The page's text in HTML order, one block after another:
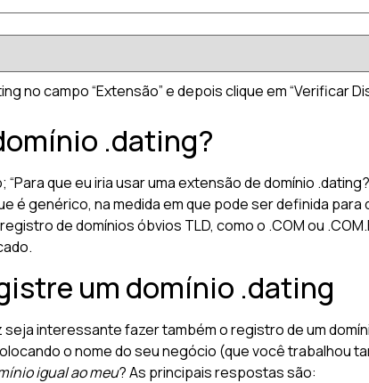
no campo “Extensão” e depois clique em “Verificar
.dating?
que eu iria usar uma extensão de domínio
é genérico, na medida em que pode ser definida para
de domínios óbvios TLD, como o .COM ou
um domínio .dating
interessante fazer também o registro de um
o nome do seu negócio (que você trabalhou
igual ao meu? As principais respostas são: